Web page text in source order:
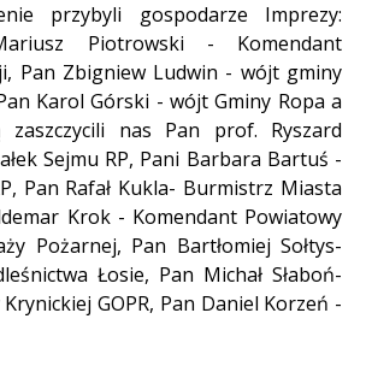
przybyli gospodarze Imprezy:
Piotrowski - Komendant
Pan Zbigniew Ludwin - wójt gminy
Karol Górski - wójt Gminy Ropa a
zaszczycili nas Pan prof. Ryszard
Sejmu RP, Pani Barbara Bartuś -
Pan Rafał Kukla- Burmistrz Miasta
Krok - Komendant Powiatowy
Pożarnej, Pan Bartłomiej Sołtys-
Łosie, Pan Michał Słaboń-
GOPR, Pan Daniel Korzeń -